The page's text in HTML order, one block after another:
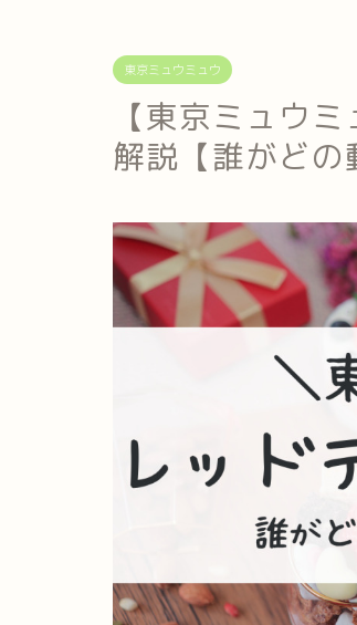
東京ミュウミュウ
【東京ミュウ
解説【誰がどの